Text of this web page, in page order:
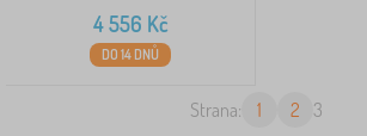
4 556 Kč
DO 14 DNŮ
Strana: 1 2 3